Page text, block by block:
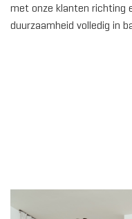
met onze klanten richting
duurzaamheid volledig in